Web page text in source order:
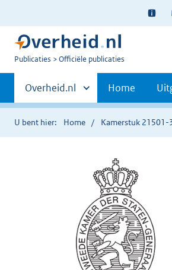
Ter
U
Publicaties Officiële publicaties
Primaire
navigatie
Andere
sites
binnen
Overheid.nl Home
U bent hier: Home Kamerstuk 21501-